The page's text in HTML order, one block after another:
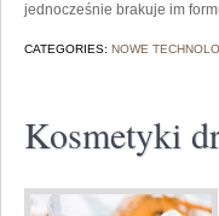
jednocześnie brakuje im
CATEGORIES: NOWE
Kosmetyki